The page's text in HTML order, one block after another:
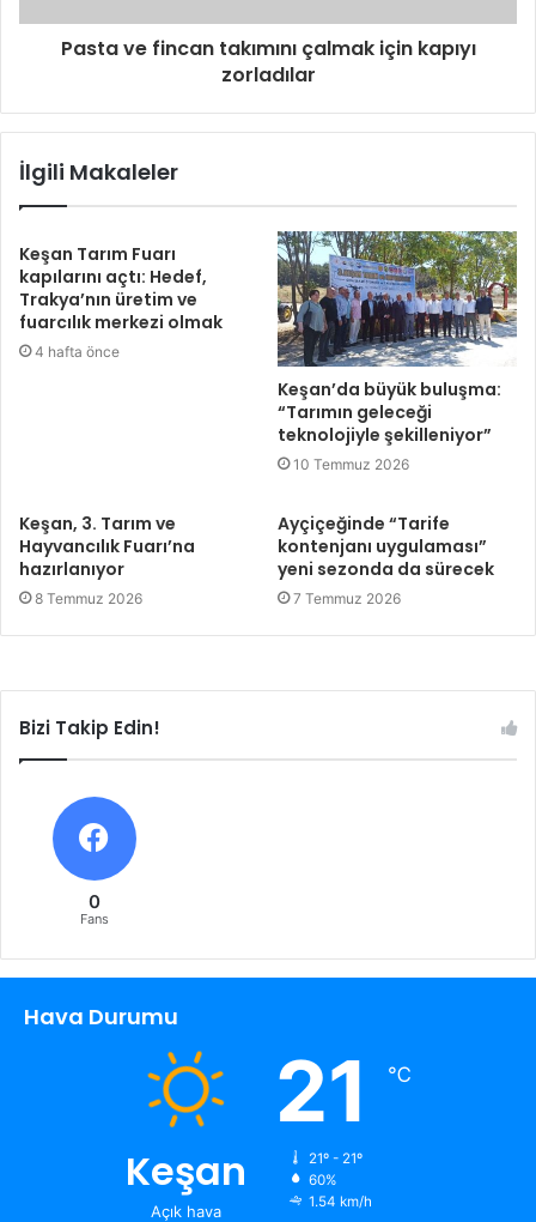
Pasta ve fincan takımını çalmak için kapıyı
zorladılar
İlgili Makaleler
Keşan Tarım Fuarı
kapılarını açtı: Hedef,
Trakya’nın üretim ve
fuarcılık merkezi olmak
4 hafta önce
Keşan’da büyük buluşma:
“Tarımın geleceği
teknolojiyle şekilleniyor”
10 Temmuz 2026
Keşan, 3. Tarım ve
Hayvancılık Fuarı’na
hazırlanıyor
8 Temmuz 2026
Ayçiçeğinde “Tarife
kontenjanı uygulaması”
yeni sezonda da sürecek
7 Temmuz 2026
Bizi Takip Edin!
0
Fans
Hava Durumu
Keşan
Açık hava
21 ℃
21º - 21º
60%
1.54 km/h